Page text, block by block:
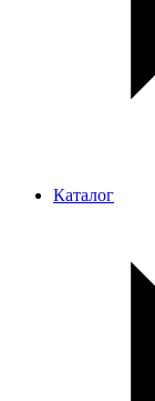
Каталог